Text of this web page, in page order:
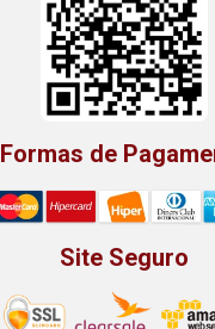
Formas de
Site Seguro